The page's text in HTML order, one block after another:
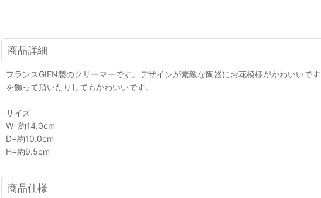
商品詳細
フランスGIEN製のクリーマーです。デザインが素敵な陶器にお花模様がかわいい
を飾って頂いたりしてもかわいいです。
サイズ
W=約14.0cm
D=約10.0cm
H=約9.5cm
商品仕様